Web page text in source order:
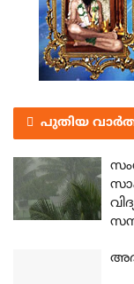
പുതിയ